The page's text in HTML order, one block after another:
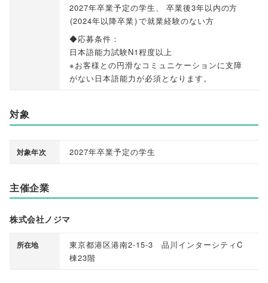
2027年卒業予定の学生
卒業後3年以内の方
(2024年以降卒業)で就業経験のない方
◆応募条件：
日本語能力試験N1程度以上
※お客様との円滑なコミュニケーションに支障
がない日本語能力が必須となります 。
対象
対象年次 2027年卒業予定の学生
主催企業
株式会社ノジマ
所在地
東京都港区港南2-15-3 品川インターシティC
棟23階